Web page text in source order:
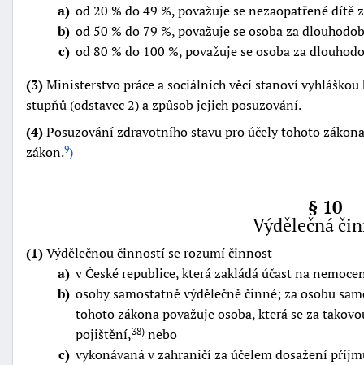
a od 20 % do 49 %, považuje se nezaopatřené dítě
b od 50 % do 79 %, považuje se osoba za
c od 80 % do 100 %, považuje se osoba za
(3)Ministerstvo práce a sociálních věcí stanoví
stupňů (odstavec 2) a způsob jejich posuzování.
(4)Posuzování zdravotního stavu pro účely tohoto
zákon.9)
§ 10
Výdělečná
(1)Výdělečnou činností se rozumí činnost
a v České republice, která zakládá účast na
b osoby samostatně výdělečně činné; za osobu
tohoto zákona považuje osoba, která se za
pojištění,38)nebo
c vykonávaná v zahraničí za účelem dosažení